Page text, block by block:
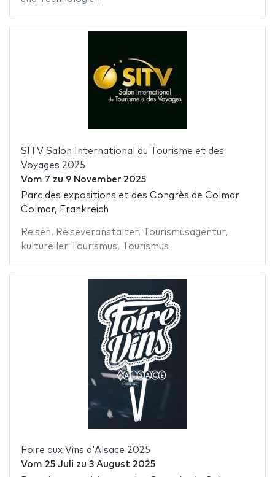
SITV Salon International du Tourisme et des
Voyages 2025
Vom 7 zu 9 November 2025
Parc des expositions et des Congrès de Colmar
Colmar, Frankreich
Reisen, Reiseveranstalter, Tourismusagentur,
kultureller Tourismus, Tourismus
Foire aux Vins d'Alsace 2025
Vom 25 Juli zu 3 August 2025